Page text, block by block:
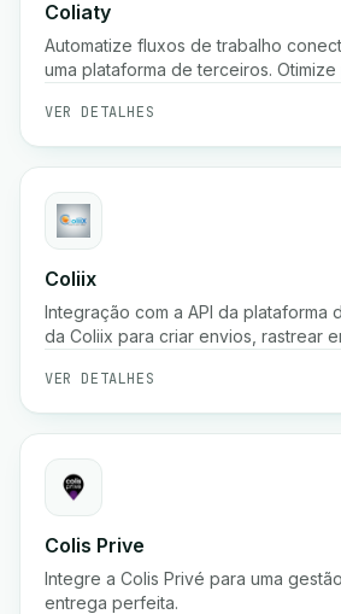
Coliaty
Automatize fluxos de trabalho
uma plataforma de terceiros.
VER DETALHES
Coliix
Integração com a API da plataforma
da Coliix para criar envios, rastrear
VER DETALHES
Colis Prive
Integre a Colis Privé para uma
entrega perfeita.